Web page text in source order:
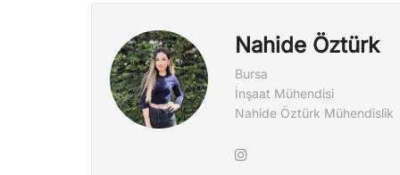
Nahide Öztürk
Bursa
İnşaat Mühendisi
Nahide Öztürk Mühendislik